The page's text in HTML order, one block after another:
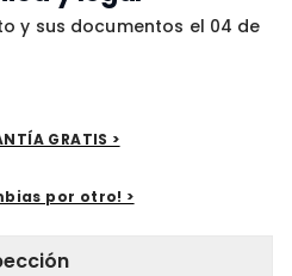
y sus documentos el 04 de
GRATIS >
por otro! >